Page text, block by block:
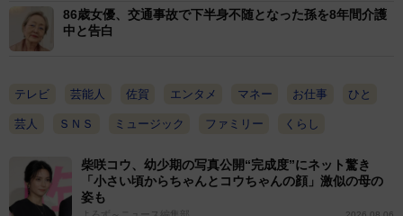
86歳女優、交通事故で下半身不随となった孫を8年間介護
中と告白
テレビ 芸能人 佐賀 エンタメ マネー お仕事 ひと
芸人 ＳＮＳ ミュージック ファミリー くらし
柴咲コウ、幼少期の写真公開“完成度”にネット驚き
「小さい頃からちゃんとコウちゃんの顔」激似の母の
姿も